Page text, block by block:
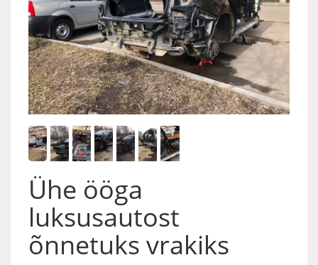
Ühe ööga
luksusautost
õnnetuks vrakiks